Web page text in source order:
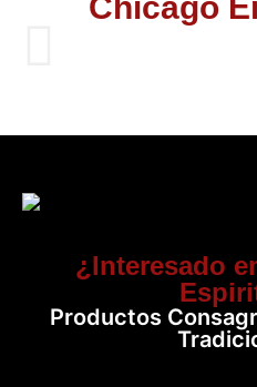
¿Interesado
Productos